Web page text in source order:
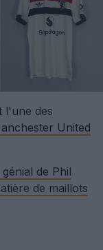
l'une des
United
de Phil
de maillots